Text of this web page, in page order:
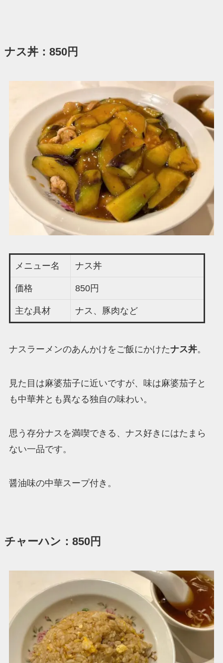
ナス丼：850円
メニュー名 ナス丼
価格 850円
主な具材 ナス、豚肉など
ナスラーメンのあんかけをご飯にかけたナス丼。
見た目は麻婆茄子に近いですが、味は麻婆茄子と
も中華丼とも異なる独自の味わい。
思う存分ナスを満喫できる、ナス好きにはたまら
ない一品です。
醤油味の中華スープ付き。
チャーハン：850円